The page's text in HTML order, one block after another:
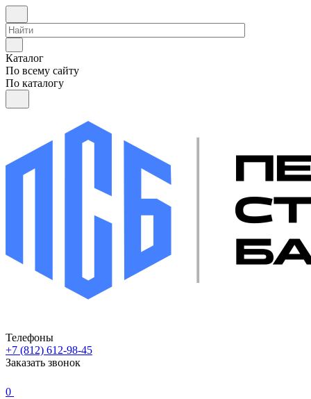
Каталог
По всему сайту
По каталогу
Телефоны
+7 (812) 612-98-45
Заказать звонок
0